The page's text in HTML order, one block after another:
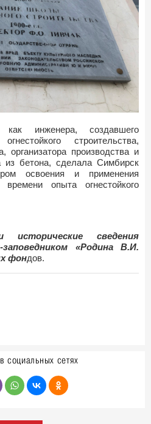
как инженера, создавшего
строительства,
организатора производства и
из бетона, сделала Симбирск
освоения и применения
опыта огнестойкого
сведения
«Родина В.И.
фондов.
социальных сетях